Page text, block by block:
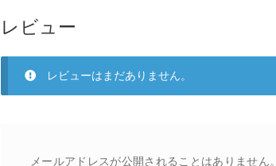
レビュー
レビューはまだありません。
メールアドレスが公開されることはありません。